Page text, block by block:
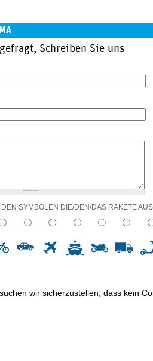
Schreiben Sie uns
SYMBOLEN DIE/DEN/DAS RAKETE AUS.
wir sicherzustellen, dass kein